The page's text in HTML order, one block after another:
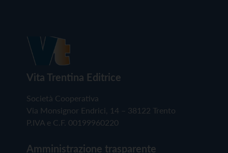
Vita Trentina Editrice
Società Cooperativa
Via Monsignor Endrici, 14 – 38122 Trento
P.IVA e C.F. 00199960220
Amministrazione trasparente